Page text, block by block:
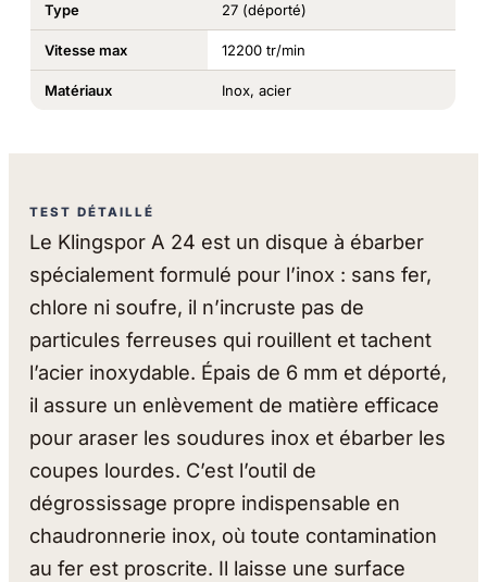
Type 27 (déporté)
Vitesse max 12200 tr/min
Matériaux Inox, acier
TEST DÉTAILLÉ
Le Klingspor A 24 est un disque à ébarber
spécialement formulé pour l’inox : sans fer,
chlore ni soufre, il n’incruste pas de
particules ferreuses qui rouillent et tachent
l’acier inoxydable. Épais de 6 mm et déporté,
il assure un enlèvement de matière efficace
pour araser les soudures inox et ébarber les
coupes lourdes. C’est l’outil de
dégrossissage propre indispensable en
chaudronnerie inox, où toute contamination
au fer est proscrite. Il laisse une surface